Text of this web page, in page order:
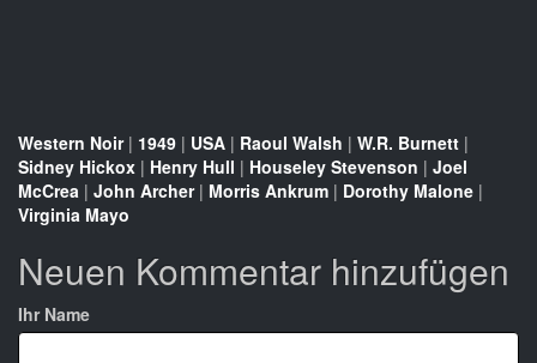
Western Noir| 1949 | USA | Raoul Walsh | W.R. Burnett |
Sidney Hickox | Henry Hull | Houseley Stevenson | Joel
McCrea | John Archer| Morris Ankrum | Dorothy Malone |
Virginia Mayo
Neuen Kommentar hinzufügen
Ihr Name